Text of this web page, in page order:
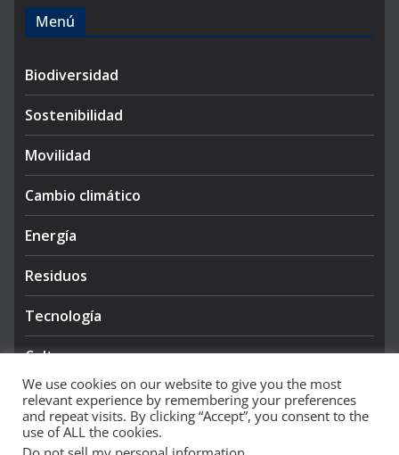
Menú
Biodiversidad
Sostenibilidad
Movilidad
Cambio climático
Energía
Residuos
Tecnología
Cultura
We use cookies on our website to give you the most
relevant experience by remembering your preferences
and repeat visits. By clicking “Accept”, you consent to the
use of ALL the cookies.